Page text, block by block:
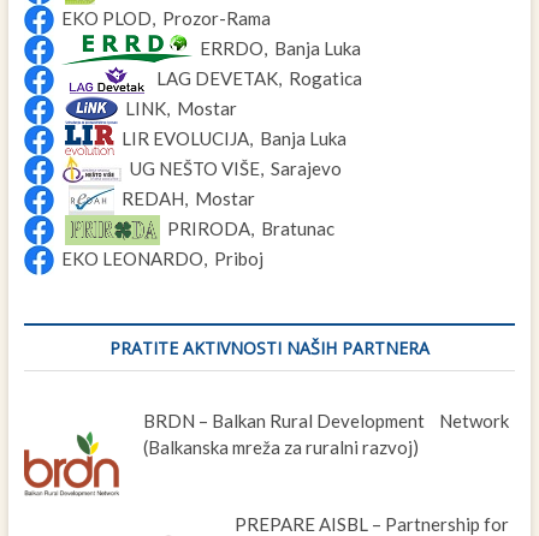
EKO PLOD, Prozor-Rama
ERRDO, Banja Luka
LAG DEVETAK, Rogatica
LINK, Mostar
LIR EVOLUCIJA, Banja Luka
UG NEŠTO VIŠE, Sarajevo
REDAH, Mostar
PRIRODA, Bratunac
EKO LEONARDO, Priboj
PRATITE AKTIVNOSTI NAŠIH PARTNERA
BRDN – Balkan Rural Development Network
(Balkanska mreža za ruralni razvoj)
PREPARE AISBL – Partnership for